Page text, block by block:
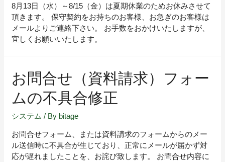
8月13日（水）～8/15（金）は夏期休業のためお休みさせて
頂きます。 保守契約をお持ちのお客様、お急ぎのお客様は
メールよりご連絡下さい。 お手数をおかけいたしますが、
宜しくお願いいたします。
お問合せ（資料請求）フォー
ムの不具合修正
システム / By bitage
お問合せフォーム、または資料請求のフォームからのメー
ル送信時に不具合が生じており、正常にメールが届かず対
応が遅れましたことを、お詫び致します。 お問合せ内容に